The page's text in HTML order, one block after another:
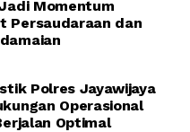
Momentum
Persaudaraan dan
Polres Jayawijaya
Operasional
Optimal